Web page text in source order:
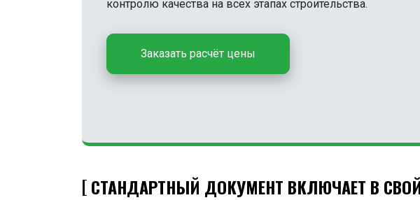
контролю качества на всех этапах строительства.
Заказать расчёт цены
СТАНДАРТНЫЙ ДОКУМЕНТ ВКЛЮЧАЕТ В